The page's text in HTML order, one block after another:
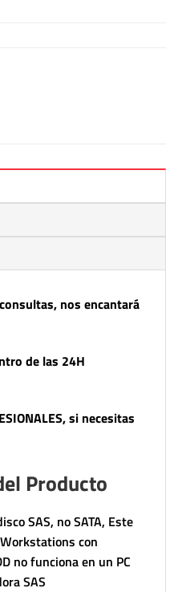
nos encantará
de las 24H
si necesitas
Producto
SAS, no SATA, Este
con
no funciona en un PC
SAS